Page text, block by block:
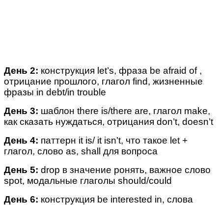
День 2: конструкция let’s, фраза be afraid of ,
отрицание прошлого, глагол find, жизненные
фразы in debt/in trouble
День 3: шаблон there is/there are, глагол make,
как сказать нуждаться, отрицания don’t, doesn’t
День 4: паттерн it is/ it isn’t, что такое let +
глагол, слово as, shall для вопроса
День 5: drop в значение ронять, важное слово
spot, модальные глаголы should/could
День 6: конструкция be interested in, слова